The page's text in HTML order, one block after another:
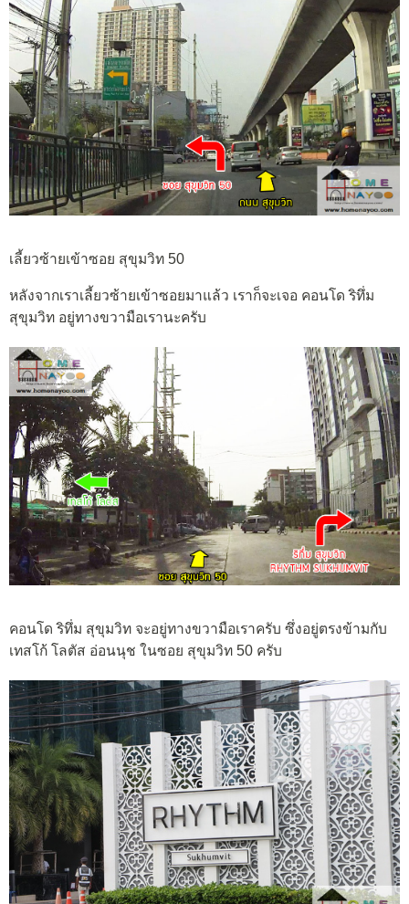
เลี้ยวซ้ายเข้าซอย สุขุมวิท 50
หลังจากเราเลี้ยวซ้ายเข้าซอยมาแล้ว เราก็จะเจอ คอนโด ริทึ่ม
สุขุมวิท อยู่ทางขวามือเรานะครับ
คอนโด ริทึ่ม สุขุมวิท จะอยู่ทางขวามือเราครับ ซึ่งอยู่ตรงข้ามกับ
เทสโก้ โลตัส อ่อนนุช ในซอย สุขุมวิท 50 ครับ